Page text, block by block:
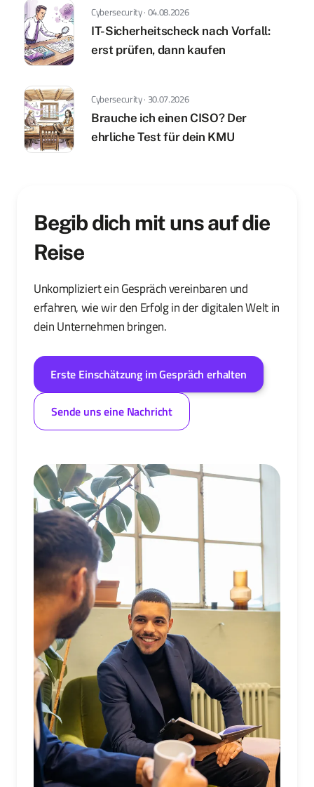
Cybersecurity · 04.08.2026
IT-Sicherheitscheck nach Vorfall:
erst prüfen, dann kaufen
Cybersecurity · 30.07.2026
Brauche ich einen CISO? Der
ehrliche Test für dein KMU
Begib dich mit uns auf die
Reise
Unkompliziert ein Gespräch vereinbaren und
erfahren, wie wir den Erfolg in der digitalen Welt in
dein Unternehmen bringen.
Erste Einschätzung im Gespräch erhalten
Sende uns eine Nachricht